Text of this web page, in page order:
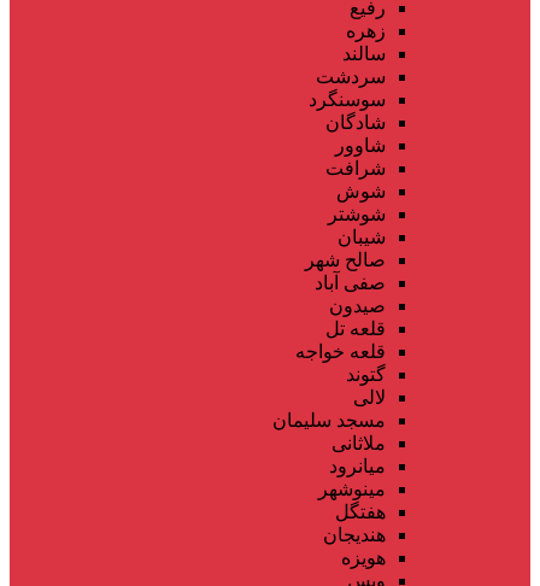
رفیع
زهره
سالند
سردشت
سوسنگرد
شادگان
شاوور
شرافت
شوش
شوشتر
شیبان
صالح شهر
صفی آباد
صیدون
قلعه تل
قلعه خواجه
گتوند
لالی
مسجد سلیمان
ملاثانی
میانرود
مینوشهر
هفتگل
هندیجان
هویزه
ویس